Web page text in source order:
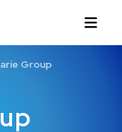
Group